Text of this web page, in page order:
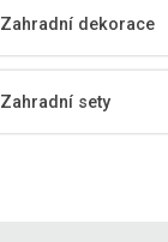
Zahradní dekorace
Zahradní sety